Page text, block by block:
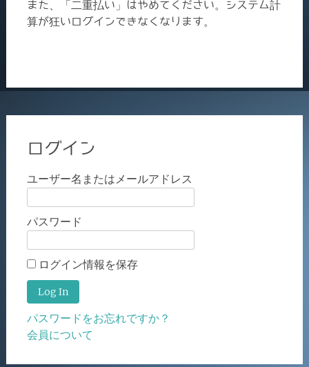
また、「二重払い」はやめてください。システム計
算が狂いログインできなくなります。
ログイン
ユーザー名またはメールアドレス
パスワード
ログイン情報を保存
パスワードをお忘れですか？
会員について